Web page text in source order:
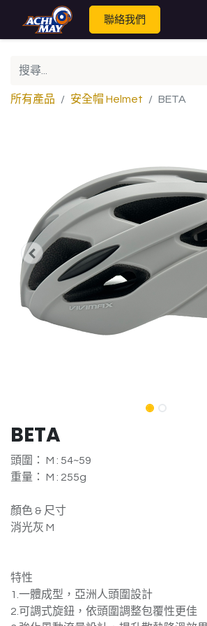
聯絡我們
所有產品 安全帽 Helmet BETA
BETA
頭圍： M : 54~59
重量： M : 255g
顏色 & 尺寸
消光灰 M
特性
1.一體成型，亞洲人頭圍設計
2.可調式旋鈕，依頭圍調整包覆性更佳